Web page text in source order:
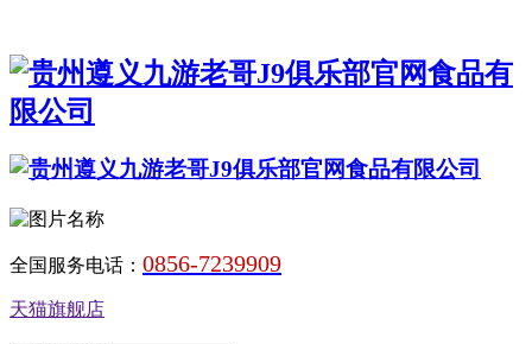
全国服务电话： 0856-7239909
天猫旗舰店